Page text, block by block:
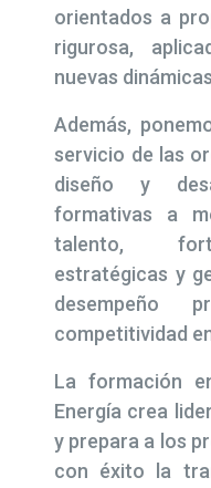
orientados a
rigurosa,
nuevas
Además,
servicio de las
diseño y
formativas a
talento,
estratégicas y
desempeño
competitividad
La formación
Energía crea
y prepara a los
con éxito la